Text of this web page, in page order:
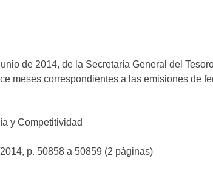
de 2014, de la Secretaría General del
meses correspondientes a las emisiones de
y Competitividad
p. 50858 a 50859 (2 páginas)